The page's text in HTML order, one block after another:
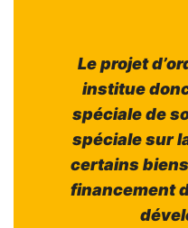
Le projet
institue
spéciale de
spéciale sur
certains
financement